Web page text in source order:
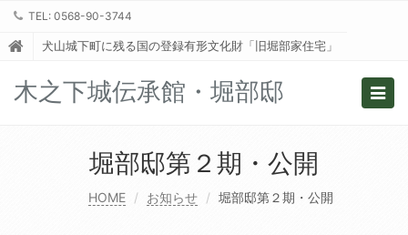
TEL: 0568-90-3744
犬山城下町に残る国の登録有形文化財「旧堀部家住宅」
木之下城伝承館・堀部邸
堀部邸第２期・公開
HOME お知らせ 堀部邸第２期・公開